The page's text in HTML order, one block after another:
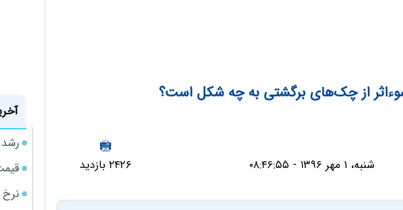
از چک‌های برگشتی به چه شکل است؟
شنبه، ۱ مهر ۱۳۹۶ - ۰۸:۴۶:۵۵ ۲۴۲۶ بازدید
قیمت